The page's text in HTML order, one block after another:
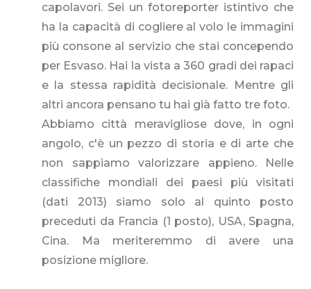
capolavori. Sei un fotoreporter istintivo che
ha la capacità di cogliere al volo le immagini
più consone al servizio che stai concependo
per Esvaso. Hai la vista a 360 gradi dei rapaci
e la stessa rapidità decisionale. Mentre gli
altri ancora pensano tu hai già fatto tre foto.
Abbiamo città meravigliose dove, in ogni
angolo, c'è un pezzo di storia e di arte che
non sappiamo valorizzare appieno. Nelle
classifiche mondiali dei paesi più visitati
(dati 2013) siamo solo al quinto posto
preceduti da Francia (1 posto), USA, Spagna,
Cina. Ma meriteremmo di avere una
posizione migliore.